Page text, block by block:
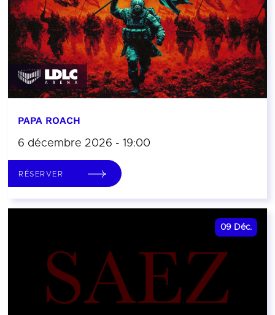
PAPA ROACH
6 décembre 2026 - 19:00
RÉSERVER
09 Déc.